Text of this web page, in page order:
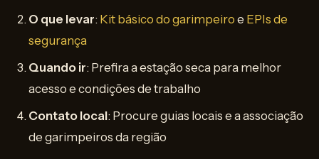
O que levar: Kit básico do garimpeiro e EPIs de
segurança
Quando ir: Prefira a estação seca para melhor
acesso e condições de trabalho
Contato local: Procure guias locais e a associação
de garimpeiros da região